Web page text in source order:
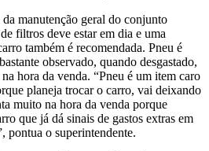
manutenção geral do conjunto
filtros deve estar em dia e uma
também é recomendada. Pneu é
observado, quando desgastado,
hora da venda. “Pneu é um item caro
planeja trocar o carro, vai deixando
muito na hora da venda porque
que já dá sinais de gastos extras em
pontua o superintendente.